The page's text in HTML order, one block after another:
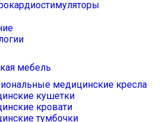
мебель
медицинские кресла
кушетки
кровати
тумбочки